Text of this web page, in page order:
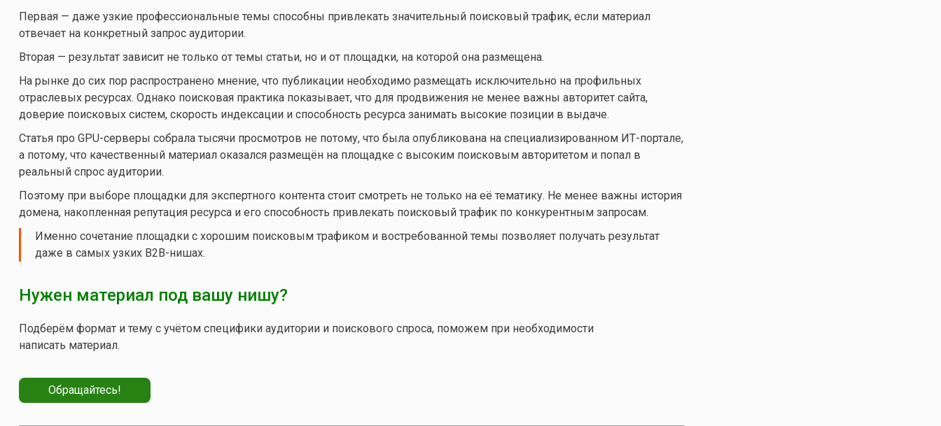
Первая — даже узкие профессиональные темы способны привлекать значительный поисковый трафик, если материал
отвечает на конкретный запрос аудитории.
Вторая — результат зависит не только от темы статьи, но и от площадки, на которой она размещена.
На рынке до сих пор распространено мнение, что публикации необходимо размещать исключительно на профильных
отраслевых ресурсах. Однако поисковая практика показывает, что для продвижения не менее важны авторитет сайта,
доверие поисковых систем, скорость индексации и способность ресурса занимать высокие позиции в выдаче.
Статья про GPU-серверы собрала тысячи просмотров не потому, что была опубликована на специализированном ИТ-портале,
а потому, что качественный материал оказался размещён на площадке с высоким поисковым авторитетом и попал в
реальный спрос аудитории.
Поэтому при выборе площадки для экспертного контента стоит смотреть не только на её тематику. Не менее важны история
домена, накопленная репутация ресурса и его способность привлекать поисковый трафик по конкурентным запросам.
Именно сочетание площадки с хорошим поисковым трафиком и востребованной темы позволяет получать результат
даже в самых узких B2B-нишах.
Нужен материал под вашу нишу?
Подберём формат и тему с учётом специфики аудитории и поискового спроса, поможем при необходимости
написать материал.
Обращайтесь!